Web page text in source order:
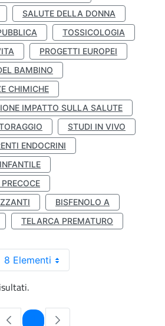
SALUTE DELLA DONNA
TOSSICOLOGIA
PROGETTI EUROPEI
BAMBINO
CHIMICHE
IMPATTO SULLA SALUTE
STUDI IN VIVO
ENDOCRINI
BISFENOLO A
TELARCA PREMATURO
8 Elementi
Pagina